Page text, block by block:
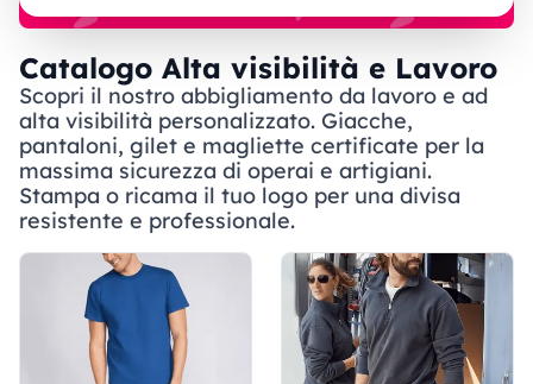
Catalogo Alta visibilità e Lavoro
Scopri il nostro abbigliamento da lavoro e ad
alta visibilità personalizzato. Giacche,
pantaloni, gilet e magliette certificate per la
massima sicurezza di operai e artigiani.
Stampa o ricama il tuo logo per una divisa
resistente e professionale.